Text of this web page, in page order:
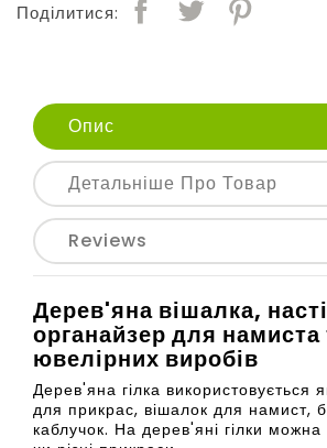
Поділитися:
Опис
Детальніше Про Товар
Reviews
Дерев'яна вішалка,
органайзер для намиста
ювелірних виробів
Дерев'яна гілка використовується
для прикрас, вішалок для намист,
каблучок. На дерев'яні гілки можна